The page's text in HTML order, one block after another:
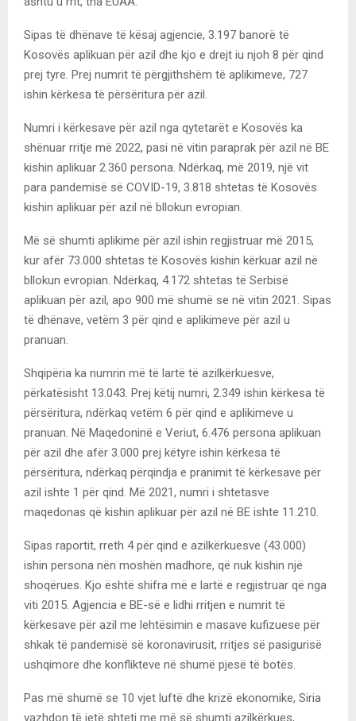
Sipas të dhënave të kësaj agjencie, 3.197 banorë të
Kosovës aplikuan për azil dhe kjo e drejt iu njoh 8 për qind
prej tyre. Prej numrit të përgjithshëm të aplikimeve, 727
ishin kërkesa të përsëritura për azil.
Numri i kërkesave për azil nga qytetarët e Kosovës ka
shënuar rritje më 2022, pasi në vitin paraprak për azil në BE
kishin aplikuar 2.360 persona. Ndërkaq, më 2019, një vit
para pandemisë së COVID-19, 3.818 shtetas të Kosovës
kishin aplikuar për azil në bllokun evropian.
Më së shumti aplikime për azil ishin regjistruar më 2015,
kur afër 73.000 shtetas të Kosovës kishin kërkuar azil në
bllokun evropian. Ndërkaq, 4.172 shtetas të Serbisë
aplikuan për azil, apo 900 më shumë se në vitin 2021. Sipas
të dhënave, vetëm 3 për qind e aplikimeve për azil u
pranuan.
Shqipëria ka numrin më të lartë të azilkërkuesve,
përkatësisht 13.043. Prej këtij numri, 2.349 ishin kërkesa të
përsëritura, ndërkaq vetëm 6 për qind e aplikimeve u
pranuan. Në Maqedoninë e Veriut, 6.476 persona aplikuan
për azil dhe afër 3.000 prej këtyre ishin kërkesa të
përsëritura, ndërkaq përqindja e pranimit të kërkesave për
azil ishte 1 për qind. Më 2021, numri i shtetasve
maqedonas që kishin aplikuar për azil në BE ishte 11.210.
Sipas raportit, rreth 4 për qind e azilkërkuesve (43.000)
ishin persona nën moshën madhore, që nuk kishin një
shoqërues. Kjo është shifra më e lartë e regjistruar që nga
viti 2015. Agjencia e BE-së e lidhi rritjen e numrit të
kërkesave për azil me lehtësimin e masave kufizuese për
shkak të pandemisë së koronavirusit, rritjes së pasigurisë
ushqimore dhe konflikteve në shumë pjesë të botës.
Pas më shumë se 10 vjet luftë dhe krizë ekonomike, Siria
vazhdon të jetë shteti me më së shumti azilkërkues,